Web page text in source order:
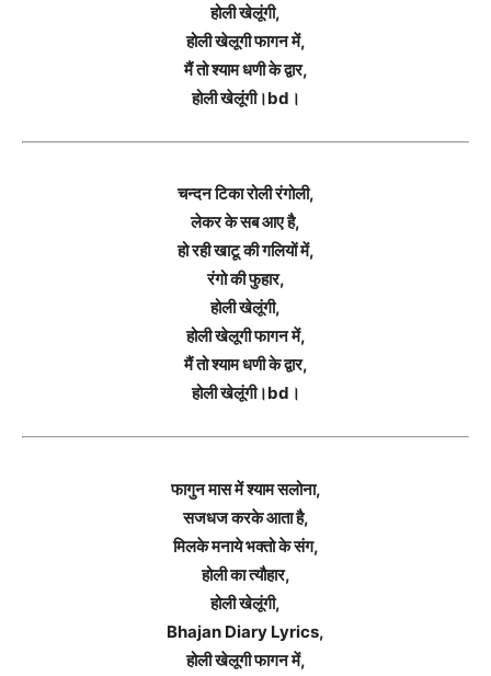
होली खेलूंगी,
होली खेलूगी फागन में,
मैं तो श्याम धणी के द्वार,
होली खेलूंगी।bd।
चन्दन टिका रोली रंगोली,
लेकर के सब आए है,
हो रही खाटू की गलियों में,
रंगो की फुहार,
होली खेलूंगी,
होली खेलूगी फागन में,
मैं तो श्याम धणी के द्वार,
होली खेलूंगी।bd।
फागुन मास में श्याम सलोना,
सजधज करके आता है,
मिलके मनाये भक्तो के संग,
होली का त्यौहार,
होली खेलूंगी,
Bhajan Diary Lyrics,
होली खेलूगी फागन में,